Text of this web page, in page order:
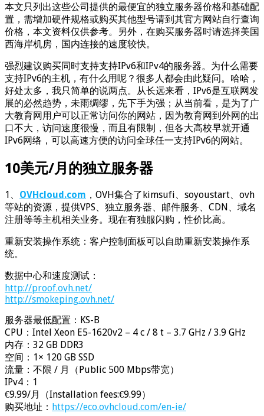
本文只列出这些公司提供的最便宜的独立服务器价格和基础配
置，需增加硬件规格或购买其他型号请到其官方网站自行查询
价格，本文资料仅供参考。另外，在购买服务器时请选择美国
西海岸机房，国内连接的速度较快。
强烈建议购买同时支持支持IPv6和IPv4的服务器。为什么需要
支持IPv6的主机，有什么用呢？很多人都会由此疑问。哈哈，
好处太多，我只简单的说两点。从长远来看，IPv6是互联网发
展的必然趋势，未雨绸缪，先下手为强；从当前看，是为了广
大教育网用户可以正常访问你的网站，因为教育网到外网的出
口不大，访问速度很慢，而且有限制，但各大高校早就开通
IPv6网络，可以高速方便的访问全球任一支持IPv6的网站。
10美元/月的独立服务器
1、 OVHcloud.com ，OVH集合了kimsufi、soyoustart、ovh
等站的资源，提供VPS、独立服务器、邮件服务、CDN、域名
注册等等主机相关业务。现在有独服闪购，性价比高。
重新安装操作系统：客户控制面板可以自助重新安装操作系
统。
数据中心和速度测试：
http://proof.ovh.net/
http://smokeping.ovh.net/
服务器最低配置：KS-B
CPU：Intel Xeon E5-1620v2 – 4 c / 8 t – 3.7 GHz / 3.9 GHz
内存：32 GB DDR3
空间：1× 120 GB SSD
流量：不限 / 月（Public 500 Mbps带宽）
IPv4：1
€9.99/月（Installation fees:€9.99）
购买地址： https://eco.ovhcloud.com/en-ie/